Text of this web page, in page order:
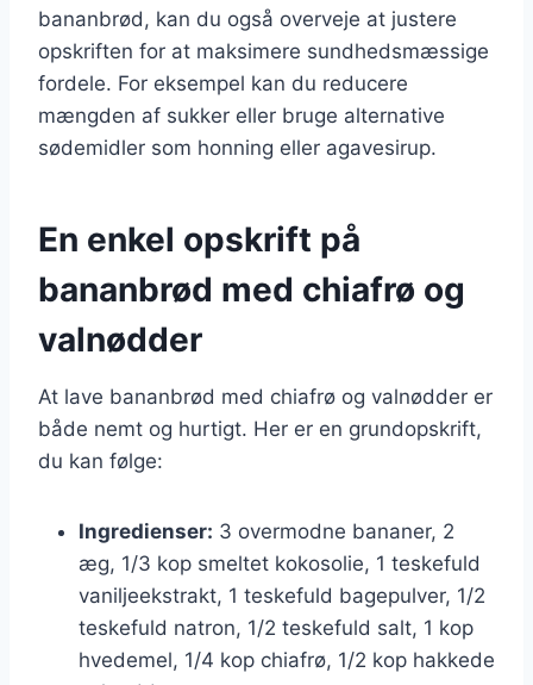
bananbrød, kan du også overveje at justere
opskriften for at maksimere sundhedsmæssige
fordele. For eksempel kan du reducere
mængden af sukker eller bruge alternative
sødemidler som honning eller agavesirup.
En enkel opskrift på
bananbrød med chiafrø og
valnødder
At lave bananbrød med chiafrø og valnødder er
både nemt og hurtigt. Her er en grundopskrift,
du kan følge:
Ingredienser: 3 overmodne bananer, 2
æg, 1/3 kop smeltet kokosolie, 1 teskefuld
vaniljeekstrakt, 1 teskefuld bagepulver, 1/2
teskefuld natron, 1/2 teskefuld salt, 1 kop
hvedemel, 1/4 kop chiafrø, 1/2 kop hakkede